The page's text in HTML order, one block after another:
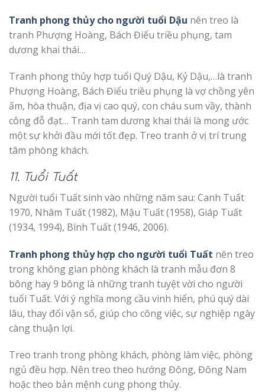
Tranh phong thủy cho người tuổi Dậu nên treo là
tranh Phượng Hoàng, Bách Điểu triều phụng, tam
dương khai thái…
Tranh phong thủy hợp tuổi Quý Dậu, Kỷ Dậu,…là tranh
Phượng Hoàng, Bách Điểu triều phụng là vợ chồng yên
ấm, hòa thuận, địa vị cao quý, con cháu sum vầy, thành
công đỗ đạt… Tranh tam dương khai thái là mong ước
một sự khởi đầu mới tốt đẹp. Treo tranh ở vị trí trung
tâm phòng khách.
11. Tuổi Tuất
Người tuổi Tuất sinh vào những năm sau: Canh Tuất
1970, Nhâm Tuất (1982), Mậu Tuất (1958), Giáp Tuất
(1934, 1994), Bính Tuất (1946, 2006).
Tranh phong thủy hợp cho người tuổi Tuất nên treo
trong không gian phòng khách là tranh mẫu đơn 8
bông hay 9 bông là những tranh tuyệt vời cho người
tuổi Tuất. Với ý nghĩa mong cầu vinh hiển, phú quý dài
lâu, thay đổi vận số, giúp cho công việc, sự nghiệp ngày
càng thuận lợi.
Treo tranh trong phòng khách, phòng làm việc, phòng
ngủ đều hợp. Nên treo theo hướng Đông, Đông Nam
hoặc theo bản mệnh cung phong thủy.